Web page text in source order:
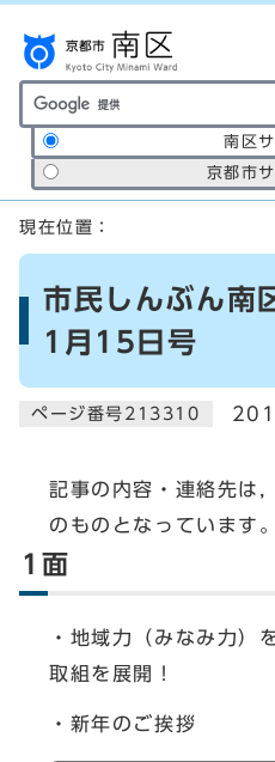
サイト内検索の範囲
南区
京都市
ここから本文です
現在位置：
市民しんぶん
1月15日号
ページ番号213310
記事の内容・連絡先は
のものとなっています。
1面
・地域力（みなみ力）
取組を展開！
・新年のご挨拶